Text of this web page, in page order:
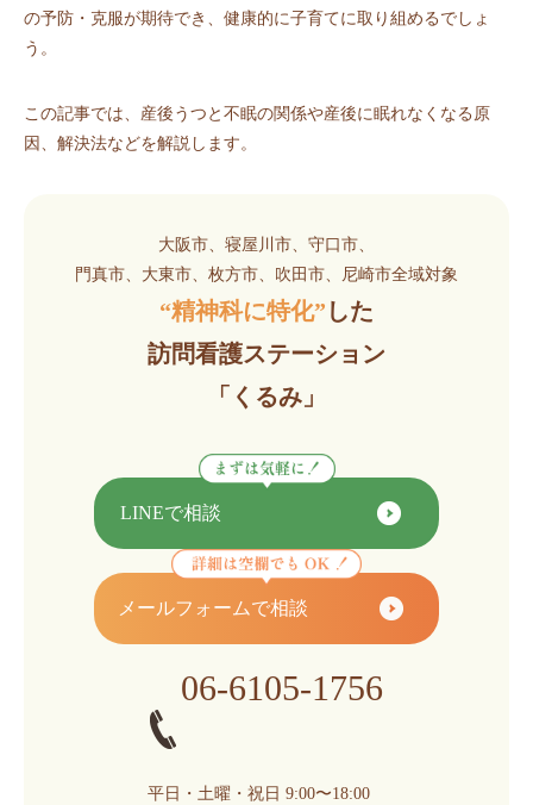
の予防・克服が期待でき、健康的に子育てに取り組めるでしょ
う。
この記事では、産後うつと不眠の関係や産後に眠れなくなる原
因、解決法などを解説します。
大阪市、寝屋川市、守口市、
門真市、大東市、枚方市、吹田市、尼崎市全域対象
“精神科に特化” した
訪問看護ステーション
「くるみ」
LINEで相談
メールフォームで相談
06-6105-1756
平日・土曜・祝日 9:00〜18:00